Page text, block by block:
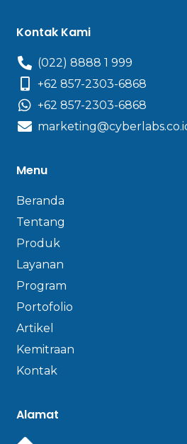
Kontak Kami
(022) 8888 1 999
+62 857-2303-6868
+62 857-2303-6868
Menu
Beranda
Tentang
Produk
Layanan
Program
Portofolio
Artikel
Kemitraan
Kontak
Alamat